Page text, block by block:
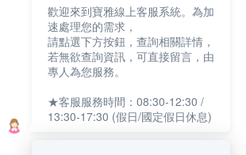
歡迎來到寶雅線上客服系統。為加
速處理您的需求，
請點選下方按鈕，查詢相關詳情，
若無欲查詢資訊，可直接留言，由
專人為您服務。
★客服服務時間：08:30-12:30 /
13:30-17:30 (假日/國定假日休息)